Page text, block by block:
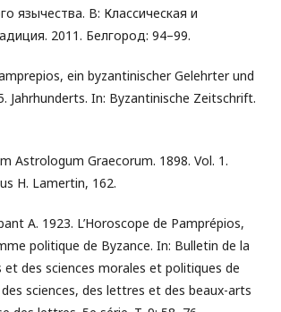
язычества. В: Классическая и
2011. Белгород: 94–99.
ein byzantinischer Gelehrter und
Jahrhunderts. In: Byzantinische Zeitschrift.
Astrologum Graecorum. 1898. Vol. 1.
H. Lamertin, 162.
A. 1923. L’Horoscope de Pamprépios,
politique de Byzance. In: Bulletin de la
et des sciences morales et politiques de
des sciences, des lettres et des beaux-arts